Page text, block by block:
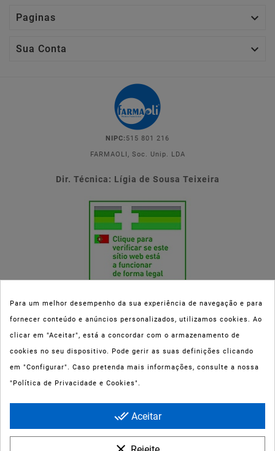
Paginas 
Sua Conta 
NIPC: 515 801 216
FARMAOLI, Soc. Unip. LDA
Dir. Técnica: Lígia de Sousa Teixeira
Esta parafarmácia (Farmaoli) encontra-se autorizada pelo INFARMED
(registo nº 00078/2020) para a dispensa de Medicamentos Não
Sujeitos a Receita Médica (MNSRM) e produtos de saúde e bem-estar
ao domicílio e através da internet. Os Medicamentos Não Sujeitos a
Maia, Matosinhos, Gondomar e Vila Nova de Gaia.
Para um melhor desempenho da sua experiência de navegação e para
fornecer conteúdo e anúncios personalizados, utilizamos cookies. Ao
clicar em "Aceitar", está a concordar com o armazenamento de
cookies no seu dispositivo. Pode gerir as suas definições clicando
em "Configurar". Caso pretenda mais informações, consulte a nossa
"Política de Privacidade e Cookies".
done_all Aceitar